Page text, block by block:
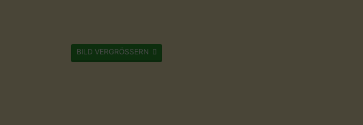
BILD VERGRÖSSERN